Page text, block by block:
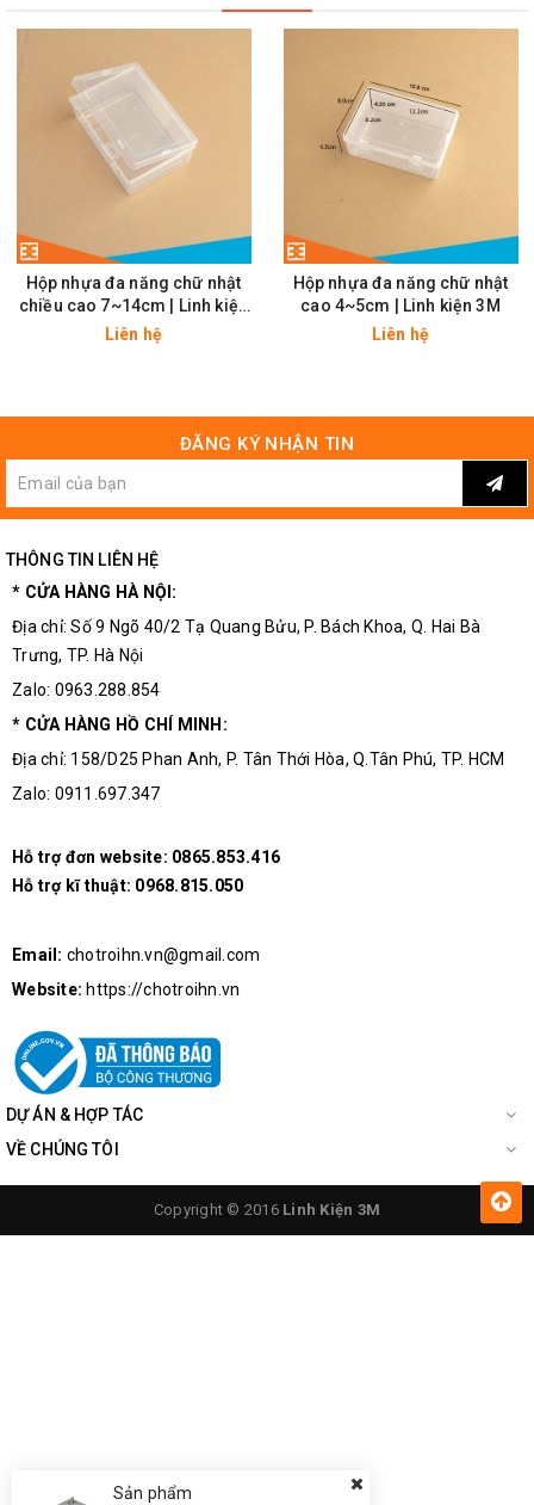
Hộp nhựa đa năng chữ nhật
chiều cao 7~14cm | Linh kiện
3M
Liên hệ
Hộp nhựa đa năng chữ nhật
cao 4~5cm | Linh kiện 3M
Liên hệ
ĐĂNG KÝ NHẬN TIN
THÔNG TIN LIÊN HỆ
* CỬA HÀNG HÀ NỘI:
Địa chỉ: Số 9 Ngõ 40/2 Tạ Quang Bửu, P. Bách Khoa, Q. Hai Bà
Trưng, TP. Hà Nội
Zalo: 0963.288.854
* CỬA HÀNG HỒ CHÍ MINH:
Địa chỉ: 158/D25 Phan Anh, P. Tân Thới Hòa, Q.Tân Phú, TP. HCM
Zalo: 0911.697.347
Hỗ trợ đơn website: 0865.853.416
Hỗ trợ kĩ thuật: 0968.815.050
Email: chotroihn.vn@gmail.com
Website: https://chotroihn.vn
DỰ ÁN & HỢP TÁC
VỀ CHÚNG TÔI
Copyright © 2016 Linh Kiện 3M
Sản phẩm